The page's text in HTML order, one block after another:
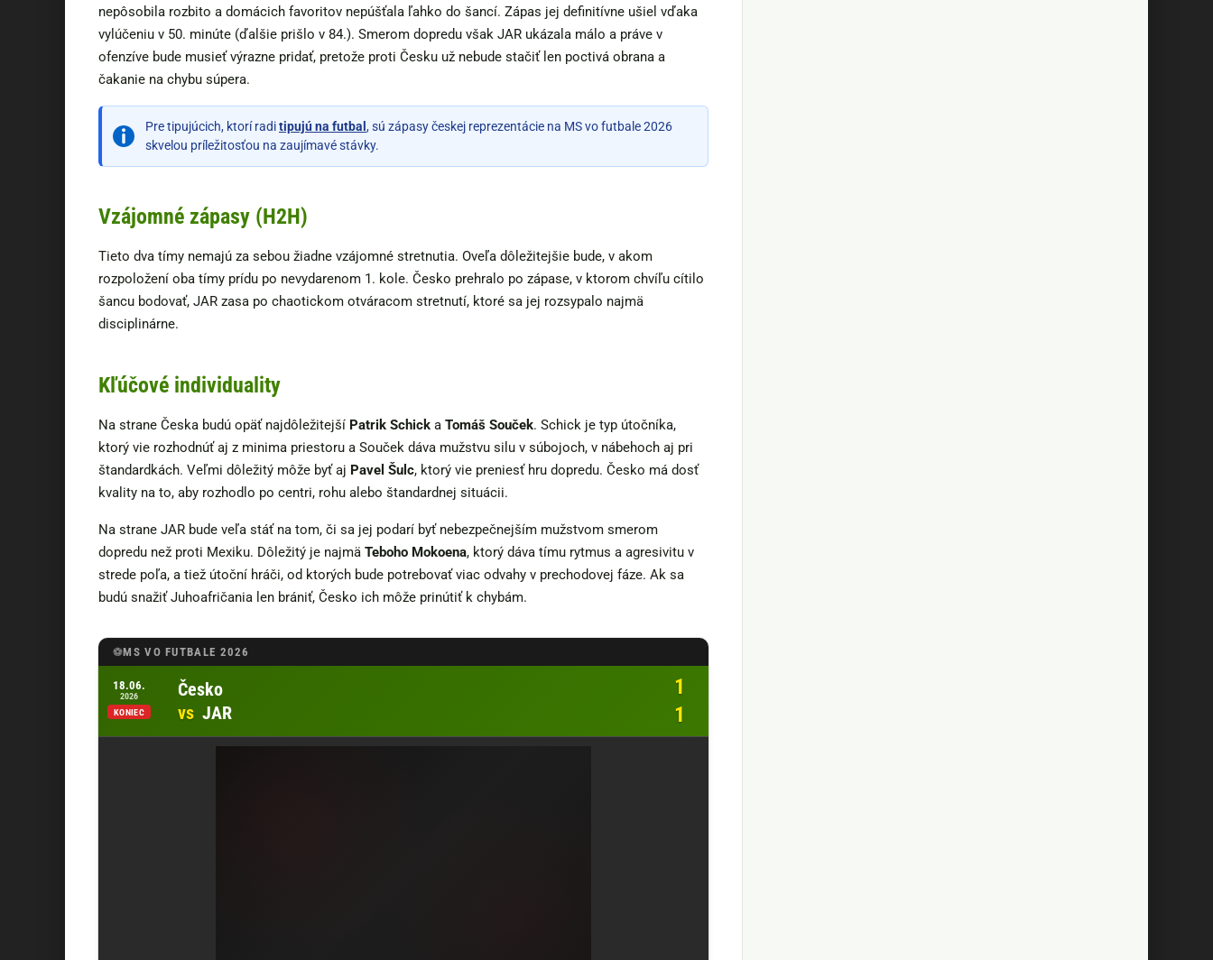
nepôsobila rozbito a domácich favoritov nepúšťala ľahko do šancí. Zápas jej definitívne ušiel vďaka
vylúčeniu v 50. minúte (ďalšie prišlo v 84.). Smerom dopredu však JAR ukázala málo a práve v
ofenzíve bude musieť výrazne pridať, pretože proti Česku už nebude stačiť len poctivá obrana a
čakanie na chybu súpera.
Pre tipujúcich, ktorí raditipujú na futbal , sú zápasy českej reprezentácie na MS vo futbale 2026
skvelou príležitosťou na zaujímavé stávky.
Vzájomné zápasy (H2H)
Tieto dva tímy nemajú za sebou žiadne vzájomné stretnutia. Oveľa dôležitejšie bude, v akom
rozpoložení oba tímy prídu po nevydarenom 1. kole. Česko prehralo po zápase, v ktorom chvíľu cítilo
šancu bodovať, JAR zasa po chaotickom otváracom stretnutí, ktoré sa jej rozsypalo najmä
disciplinárne.
Kľúčové individuality
Na strane Česka budú opäť najdôležitejší Patrik Schick a Tomáš Souček. Schick je typ útočníka,
ktorý vie rozhodnúť aj z minima priestoru a Souček dáva mužstvu silu v súbojoch, v nábehoch aj pri
štandardkách. Veľmi dôležitý môže byť aj Pavel Šulc, ktorý vie preniesť hru dopredu. Česko má dosť
kvality na to, aby rozhodlo po centri, rohu alebo štandardnej situácii.
Na strane JAR bude veľa stáť na tom, či sa jej podarí byť nebezpečnejším mužstvom smerom
dopredu než proti Mexiku. Dôležitý je najmä Teboho Mokoena, ktorý dáva tímu rytmus a agresivitu v
strede poľa, a tiež útoční hráči, od ktorých bude potrebovať viac odvahy v prechodovej fáze. Ak sa
budú snažiť Juhoafričania len brániť, Česko ich môže prinútiť k chybám.
MS VO FUTBALE 2026
Otvoriť zápas Česko vs JAR u Tipsport
Česko
vs JAR
18.06.
2026
KONIEC